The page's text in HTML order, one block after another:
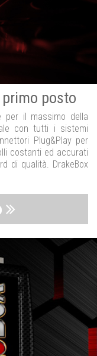
posto
per il massimo della
con tutti i sistemi
Plug&Play per
costanti ed accurati
di qualità. DrakeBox